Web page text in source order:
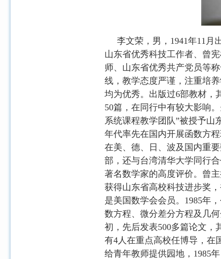
李文荣，男， 1941年11 月
山东省优秀科技工作者、曾
师、山东省优秀共产党员等
线，教学态度严谨，注重培
均为优秀。出版过6部教材，
50篇，在同行中有较大影响
系统课程教学团队”被授予山
年代率先在国内开展函数方
在美、德、日、波及国内重
部，还与台湾清华大学同行
著名数学家的高度评价。曾
获得山东省高校科技进步奖
是美国数学会会员。 1985年
数方程、微分差分方程及几
初，先后发表500多篇论文，
有4人在重点高校任博导，在
给青年教师提供园地， 1985